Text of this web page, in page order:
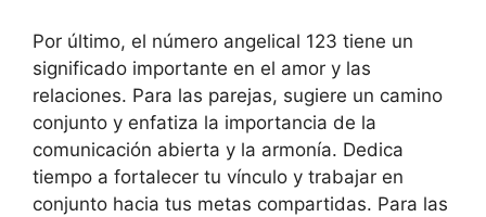
Por último, el número angelical 123 tiene un
significado importante en el amor y las
relaciones. Para las parejas, sugiere un camino
conjunto y enfatiza la importancia de la
comunicación abierta y la armonía. Dedica
tiempo a fortalecer tu vínculo y trabajar en
conjunto hacia tus metas compartidas. Para las